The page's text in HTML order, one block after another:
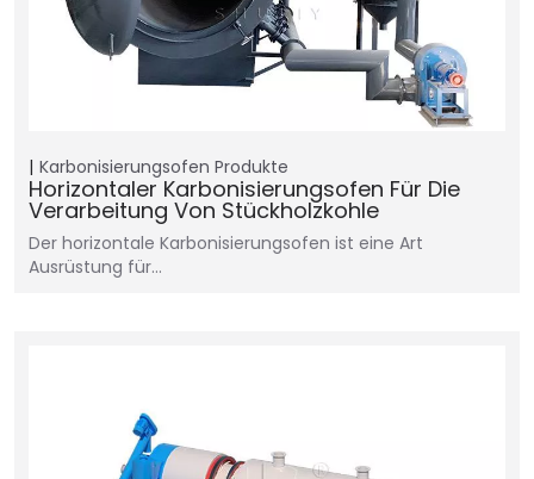
Karbonisierungsofen Produkte
Horizontaler Karbonisierungsofen Für Die
Verarbeitung Von Stückholzkohle
Der horizontale Karbonisierungsofen ist eine Art
Ausrüstung für…